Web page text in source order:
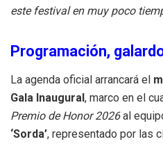
este festival en muy poco
Programación,
La agenda oficial arrancará el
Gala Inaugural, marco en el
Premio de Honor 2026al
‘Sorda’, representado por las